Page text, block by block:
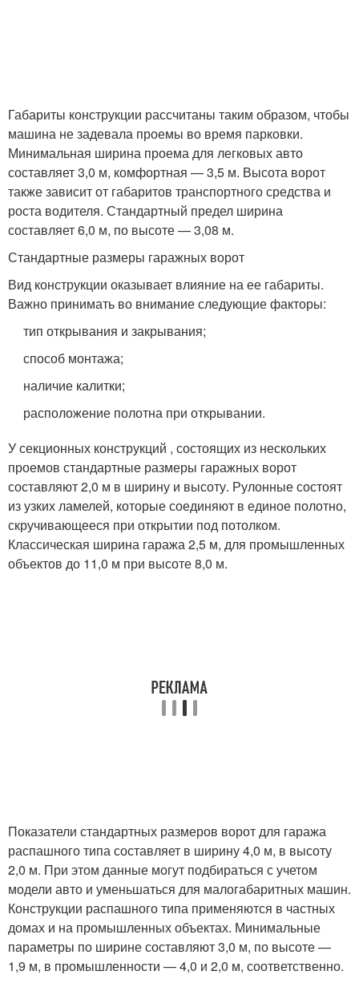
Габариты конструкции рассчитаны таким образом, чтобы
машина не задевала проемы во время парковки.
Минимальная ширина проема для легковых авто
составляет 3,0 м, комфортная — 3,5 м. Высота ворот
также зависит от габаритов транспортного средства и
роста водителя. Стандартный предел ширина
составляет 6,0 м, по высоте — 3,08 м.
Стандартные размеры гаражных ворот
Вид конструкции оказывает влияние на ее габариты.
Важно принимать во внимание следующие факторы:
тип открывания и закрывания;
способ монтажа;
наличие калитки;
расположение полотна при открывании.
У секционных конструкций , состоящих из нескольких
проемов стандартные размеры гаражных ворот
составляют 2,0 м в ширину и высоту. Рулонные состоят
из узких ламелей, которые соединяют в единое полотно,
скручивающееся при открытии под потолком.
Классическая ширина гаража 2,5 м, для промышленных
объектов до 11,0 м при высоте 8,0 м.
Показатели стандартных размеров ворот для гаража
распашного типа составляет в ширину 4,0 м, в высоту
2,0 м. При этом данные могут подбираться с учетом
модели авто и уменьшаться для малогабаритных машин.
Конструкции распашного типа применяются в частных
домах и на промышленных объектах. Минимальные
параметры по ширине составляют 3,0 м, по высоте —
1,9 м, в промышленности — 4,0 и 2,0 м, соответственно.